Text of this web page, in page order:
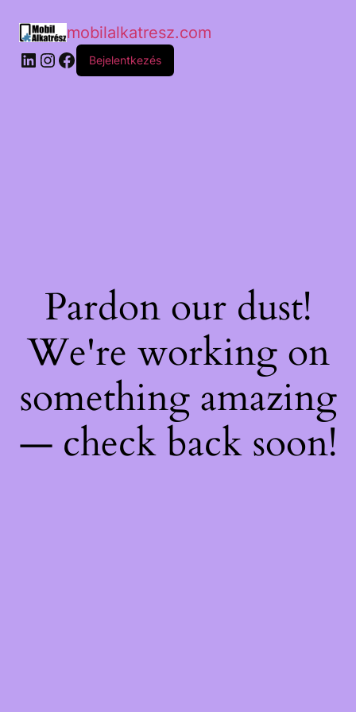
mobilalkatresz.com
Bejelentkezés
Pardon our dust!
We're working on
something amazing
— check back soon!